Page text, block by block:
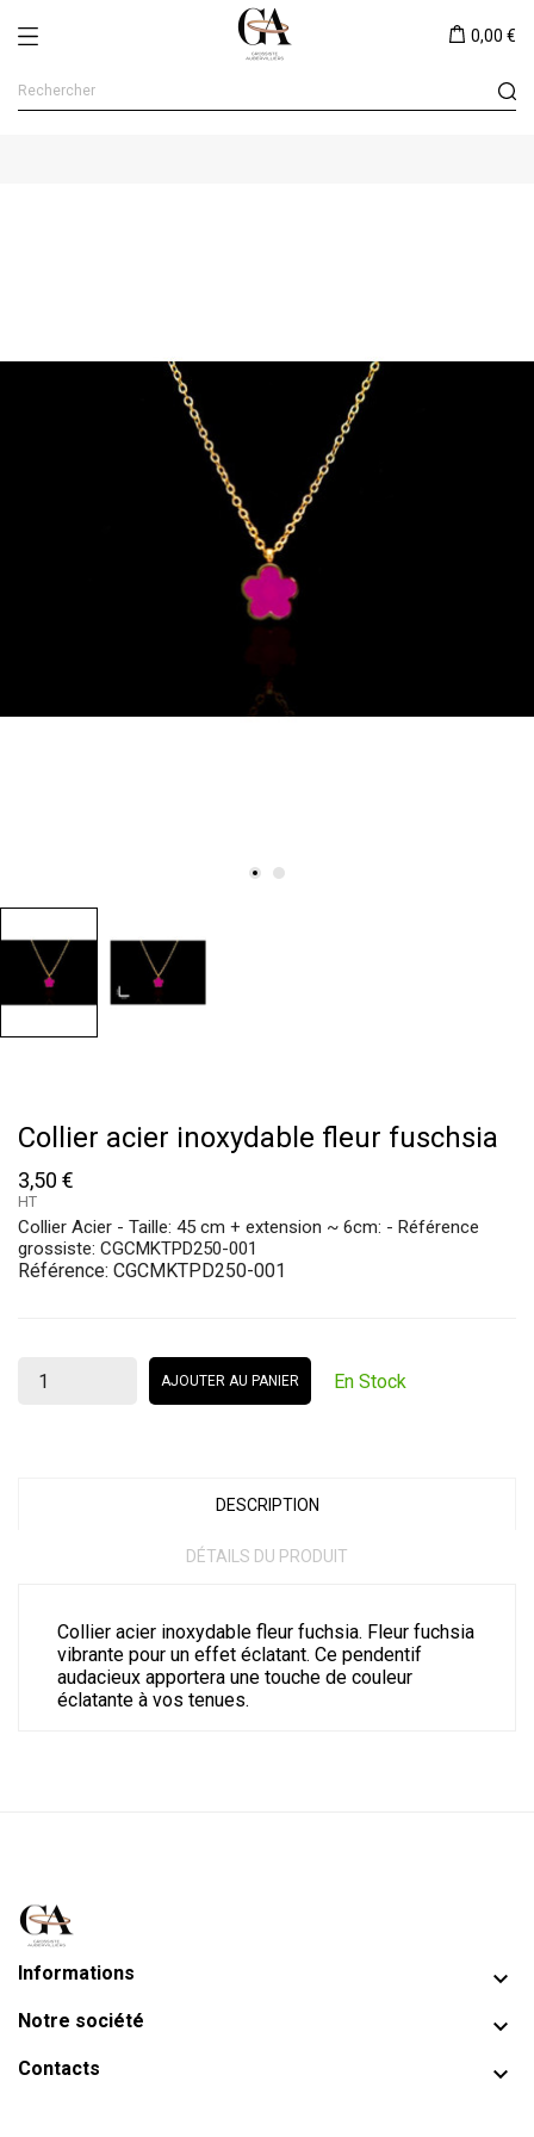
0,00 €
Collier acier inoxydable fleur fuschsia
3,50 €
HT
Collier Acier - Taille: 45 cm + extension ~ 6cm: - Référence
grossiste: CGCMKTPD250-001
Référence: CGCMKTPD250-001
AJOUTER AU PANIER En Stock
DESCRIPTION
DÉTAILS DU PRODUIT
Collier acier inoxydable fleur fuchsia. Fleur fuchsia
vibrante pour un effet éclatant. Ce pendentif
audacieux apportera une touche de couleur
éclatante à vos tenues.
Informations 
Notre société 
Contacts 